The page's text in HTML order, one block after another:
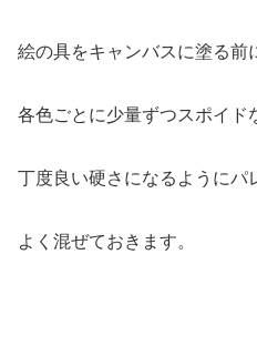
絵の具をキャンバスに塗る前
各色ごとに少量ずつスポイド
丁度良い硬さになるようにパ
よく混ぜておきます。